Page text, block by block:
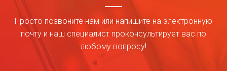
Просто позвоните нам или напишите на электронную
почту и наш специалист проконсультирует вас по
любому вопросу!